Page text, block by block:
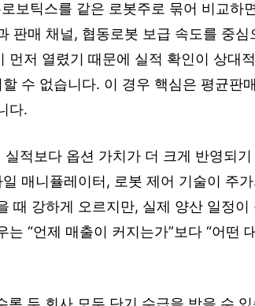
보틱스를 같은 로봇주로 묶어 비교하
판매 채널, 협동로봇 보급 속도를 중
먼저 열렸기 때문에 실적 확인이 상대
수 없습니다. 이 경우 핵심은 평균판
다.
적보다 옵션 가치가 더 크게 반영되
매니퓰레이터, 로봇 제어 기술이 주
때 강하게 오르지만, 실제 양산 일정
는 “언제 매출이 커지는가”보다 “어떤